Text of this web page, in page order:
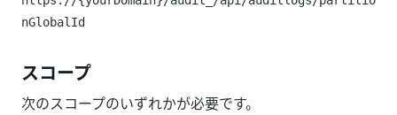
nGlobalId
スコープ
次のスコープのいずれかが必要です。